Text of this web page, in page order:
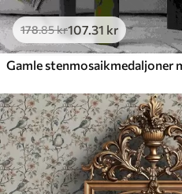
178.85kr107.31 kr